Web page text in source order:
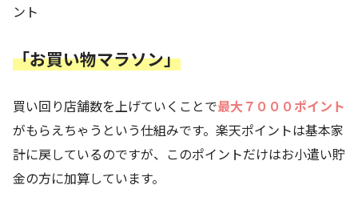
ント
「お買い物マラソン」
買い回り店舗数を上げていくことで最大７０００ポイント
がもらえちゃうという仕組みです。楽天ポイントは基本家
計に戻しているのですが、このポイントだけはお小遣い貯
金の方に加算しています。